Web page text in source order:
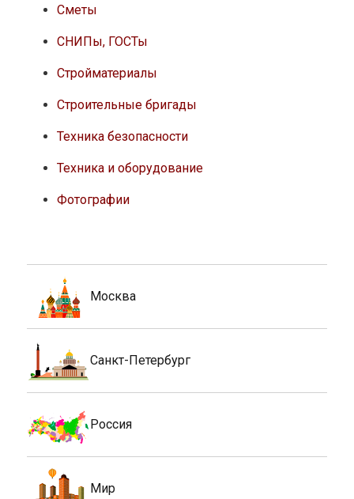
Сметы
СНИПы, ГОСТы
Стройматериалы
Строительные бригады
Техника безопасности
Техника и оборудование
Фотографии
Москва
Санкт-Петербург
Россия
Мир